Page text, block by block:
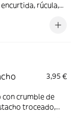
rúcula,
3,95 €
con crumble de
troceado,